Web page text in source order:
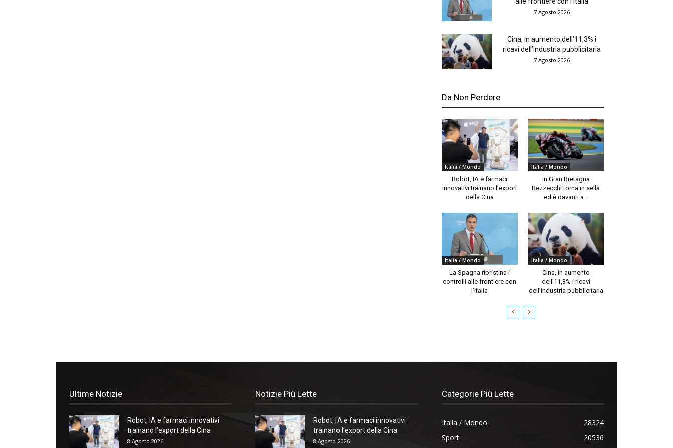
alle frontiere con l’Italia
7 Agosto 2026
Cina, in aumento dell’11,3% i
ricavi dell’industria pubblicitaria
7 Agosto 2026
Da Non Perdere
Italia / Mondo
Robot, IA e farmaci
innovativi trainano l’export
della Cina
Italia / Mondo
In Gran Bretagna
Bezzecchi torna in sella
ed è davanti a...
Italia / Mondo
La Spagna ripristina i
controlli alle frontiere con
l’Italia
Italia / Mondo
Cina, in aumento
dell’11,3% i ricavi
dell’industria pubblicitaria
Ultime Notizie
Robot, IA e farmaci innovativi
trainano l’export della Cina
8 Agosto 2026
Notizie Più Lette
Robot, IA e farmaci innovativi
trainano l’export della Cina
8 Agosto 2026
Categorie Più Lette
Italia / Mondo
28324
Sport
20536